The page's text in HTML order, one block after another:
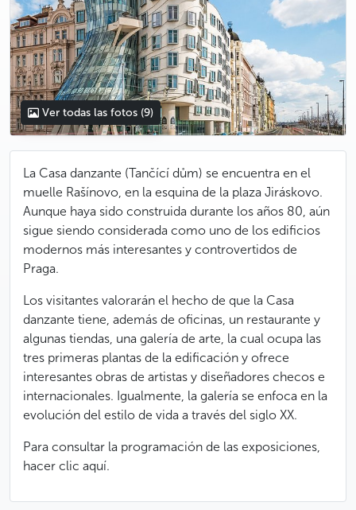
Ver todas las fotos (9)
La Casa danzante (Tančící dům) se encuentra en el
muelle Rašínovo, en la esquina de la plaza Jiráskovo.
Aunque haya sido construida durante los años 80, aún
sigue siendo considerada como uno de los edificios
modernos más interesantes y controvertidos de
Praga.
Los visitantes valorarán el hecho de que la Casa
danzante tiene, además de oficinas, un restaurante y
algunas tiendas, una galería de arte, la cual ocupa las
tres primeras plantas de la edificación y ofrece
interesantes obras de artistas y diseñadores checos e
internacionales. Igualmente, la galería se enfoca en la
evolución del estilo de vida a través del siglo XX.
Para consultar la programación de las exposiciones,
hacer clic aquí.